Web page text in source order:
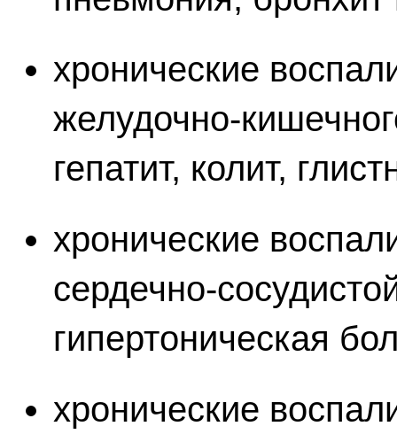
хронические
желудочно-
гепатит, колит,
хронические
сердечно-
гипертоническая
хронические